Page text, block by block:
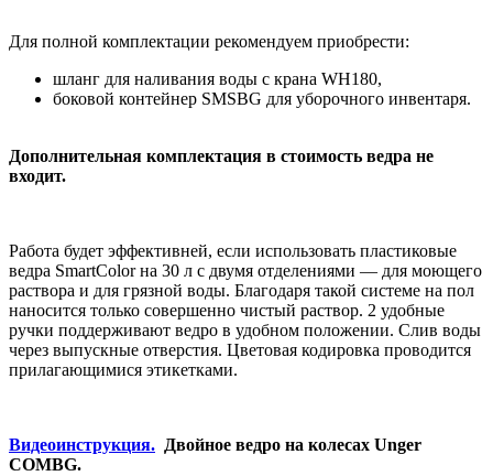
Для полной комплектации рекомендуем приобрести:
шланг для наливания воды с крана WH180,
боковой контейнер SMSBG для уборочного инвентаря.
Дополнительная комплектация в стоимость ведра не
входит.
Работа будет эффективней, если использовать пластиковые
ведра SmartColor на 30 л с двумя отделениями — для моющего
раствора и для грязной воды. Благодаря такой системе на пол
наносится только совершенно чистый раствор. 2 удобные
ручки поддерживают ведро в удобном положении. Слив воды
через выпускные отверстия. Цветовая кодировка проводится
прилагающимися этикетками.
Видеоинструкция. Двойное ведро на колесах Unger
COMBG.